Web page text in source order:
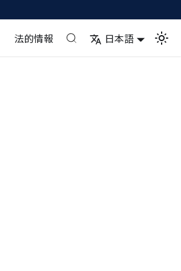
法的情報 日本語